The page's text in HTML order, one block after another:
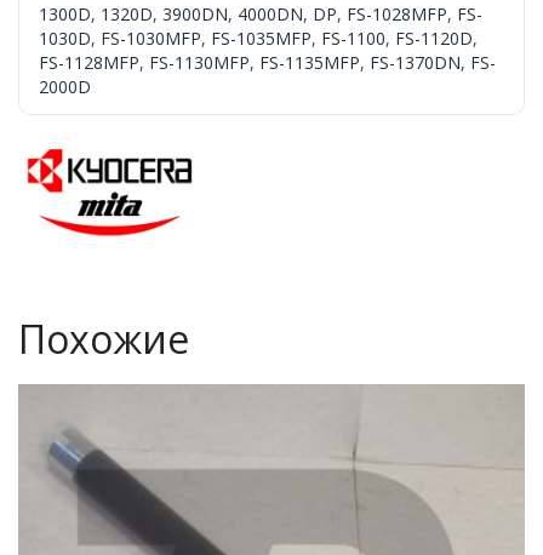
1300D, 1320D, 3900DN, 4000DN, DP, FS-1028MFP, FS-
1030D, FS-1030MFP, FS-1035MFP, FS-1100, FS-1120D,
FS-1128MFP, FS-1130MFP, FS-1135MFP, FS-1370DN, FS-
2000D
Похожие